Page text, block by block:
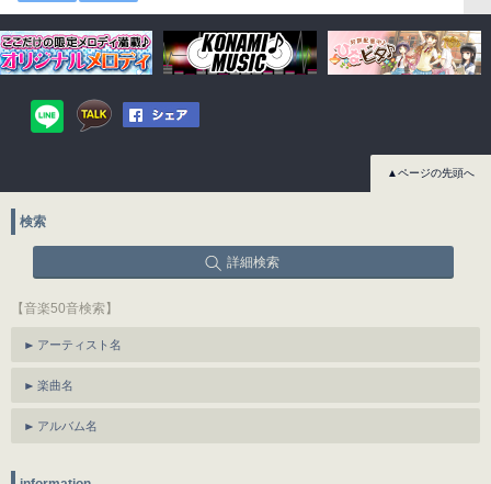
▲ページの先頭へ
検索
詳細検索
【音楽50音検索】
アーティスト名
楽曲名
アルバム名